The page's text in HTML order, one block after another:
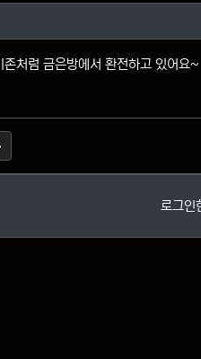
글
존처럼 금은방에서 환전하고 있어요~
로그인